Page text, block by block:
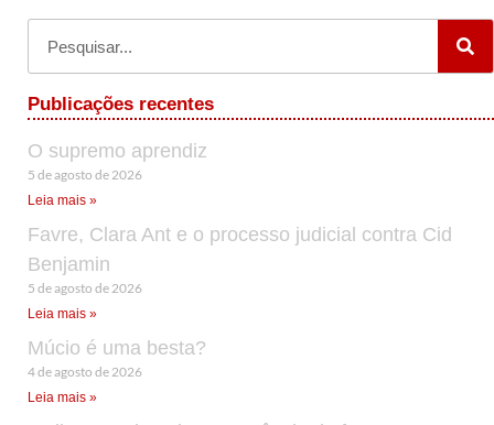
Publicações recentes
O supremo aprendiz
5 de agosto de 2026
Leia mais »
Favre, Clara Ant e o processo judicial contra Cid
Benjamin
5 de agosto de 2026
Leia mais »
Múcio é uma besta?
4 de agosto de 2026
Leia mais »